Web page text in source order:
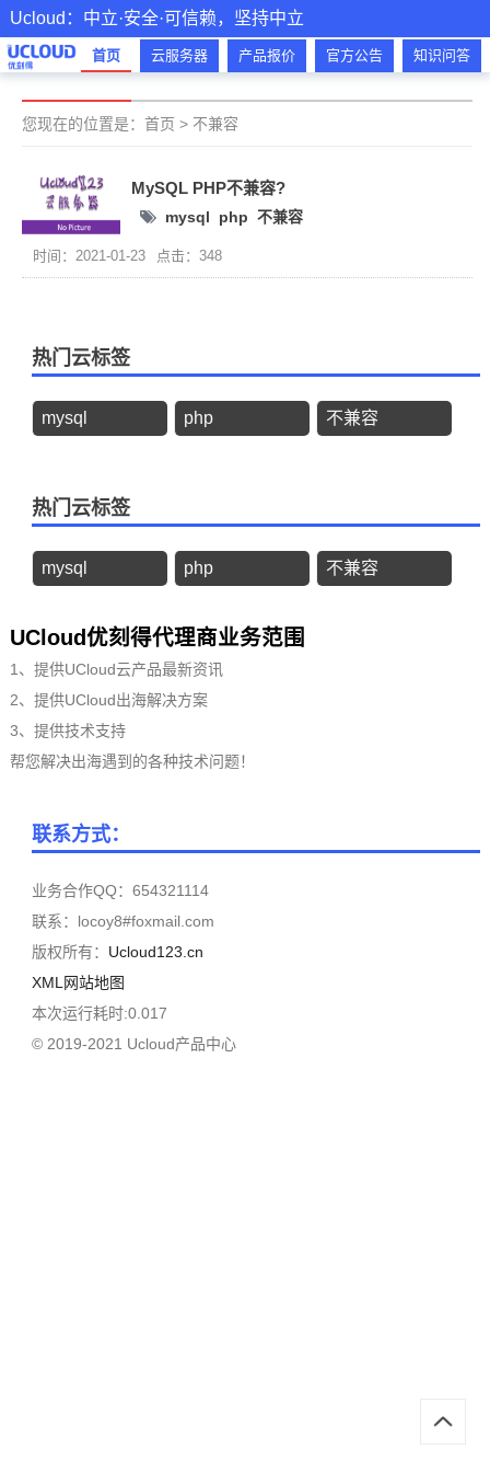
Ucloud：中立·安全·可信赖，坚持中立
首页 云服务器 产品报价 官方公告 知识问答
您现在的位置是： 首页 > 不兼容
MySQL PHP不兼容?
mysql php 不兼容
时间：2021-01-23 点击：348
热门云标签
mysql php 不兼容
热门云标签
mysql php 不兼容
UCloud优刻得代理商业务范围
1、提供UCloud云产品最新资讯
2、提供UCloud出海解决方案
3、提供技术支持
帮您解决出海遇到的各种技术问题！
联系方式：
业务合作QQ：654321114
联系：locoy8#foxmail.com
版权所有： Ucloud123.cn
XML网站地图
本次运行耗时:0.017
© 2019-2021 Ucloud产品中心